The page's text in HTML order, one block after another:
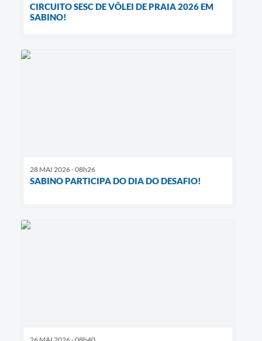
CIRCUITO SESC DE VÔLEI DE PRAIA 2026 EM
SABINO!
28 MAI 2026 - 08h26
SABINO PARTICIPA DO DIA DO DESAFIO!